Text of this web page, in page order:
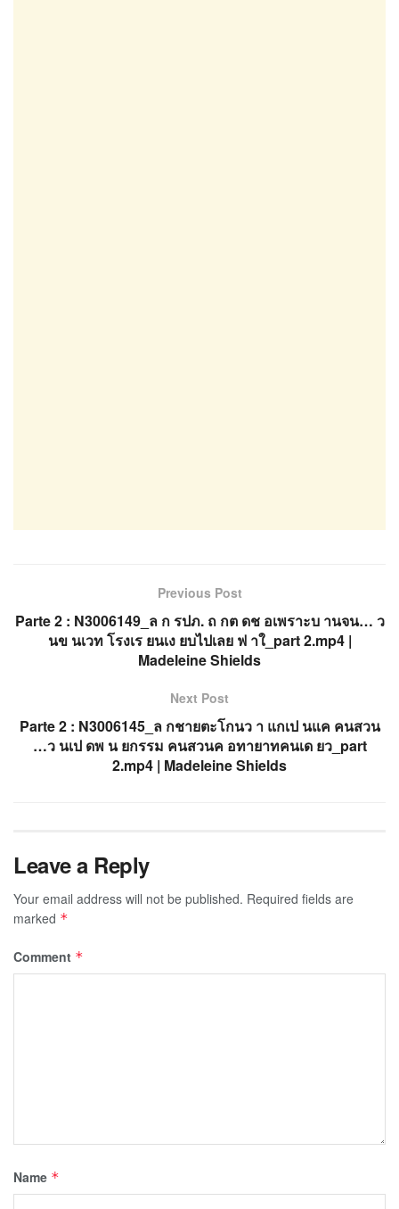
Previous Post
Parte 2 : N3006149_ล ก รปภ. ถ กต ดช อเพราะบ านจน… ว
นข นเวท โรงเร ยนเง ยบไปเลย ฟ าใ_part 2.mp4 |
Madeleine Shields
Next Post
Parte 2 : N3006145_ล กชายตะโกนว า แกเป นแค คนสวน
…ว นเป ดพ น ยกรรม คนสวนค อทายาทคนเด ยว_part
2.mp4 | Madeleine Shields
Leave a Reply
Your email address will not be published. Required fields are
marked *
Comment *
Name *